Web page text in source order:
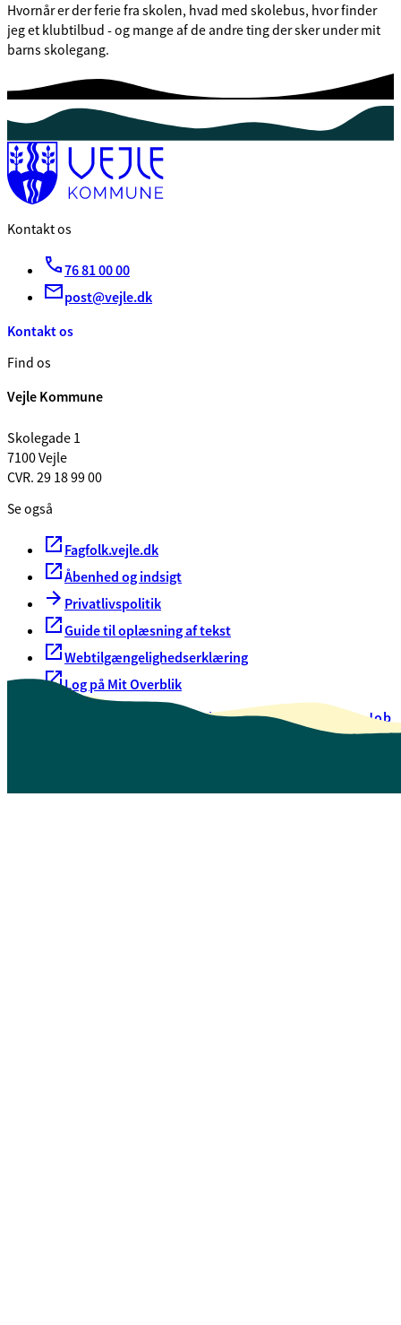
Hvornår er der ferie fra skolen, hvad med skolebus, hvor finder
jeg et klubtilbud - og mange af de andre ting der sker under mit
barns skolegang.
Kontakt os
76 81 00 00
post@vejle.dk
Kontakt os
Find os
Vejle Kommune
Skolegade 1
7100 Vejle
CVR. 29 18 99 00
Se også
Fagfolk.vejle.dk
Åbenhed og indsigt
Privatlivspolitik
Guide til oplæsning af tekst
Webtilgængelighedserklæring
Log på Mit Overblik
Oversigt over selvbetjeningJob